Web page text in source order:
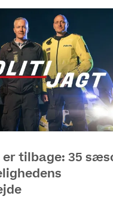
tilbage: 35